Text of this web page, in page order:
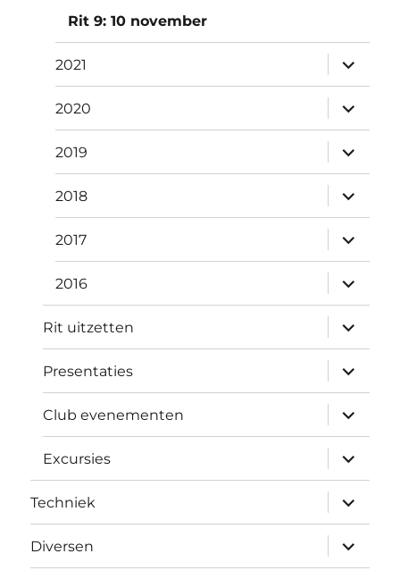
Rit 9: 10 november
2021
2020
2019
2018
2017
2016
Rit uitzetten
Presentaties
Club evenementen
Excursies
Techniek
Diversen